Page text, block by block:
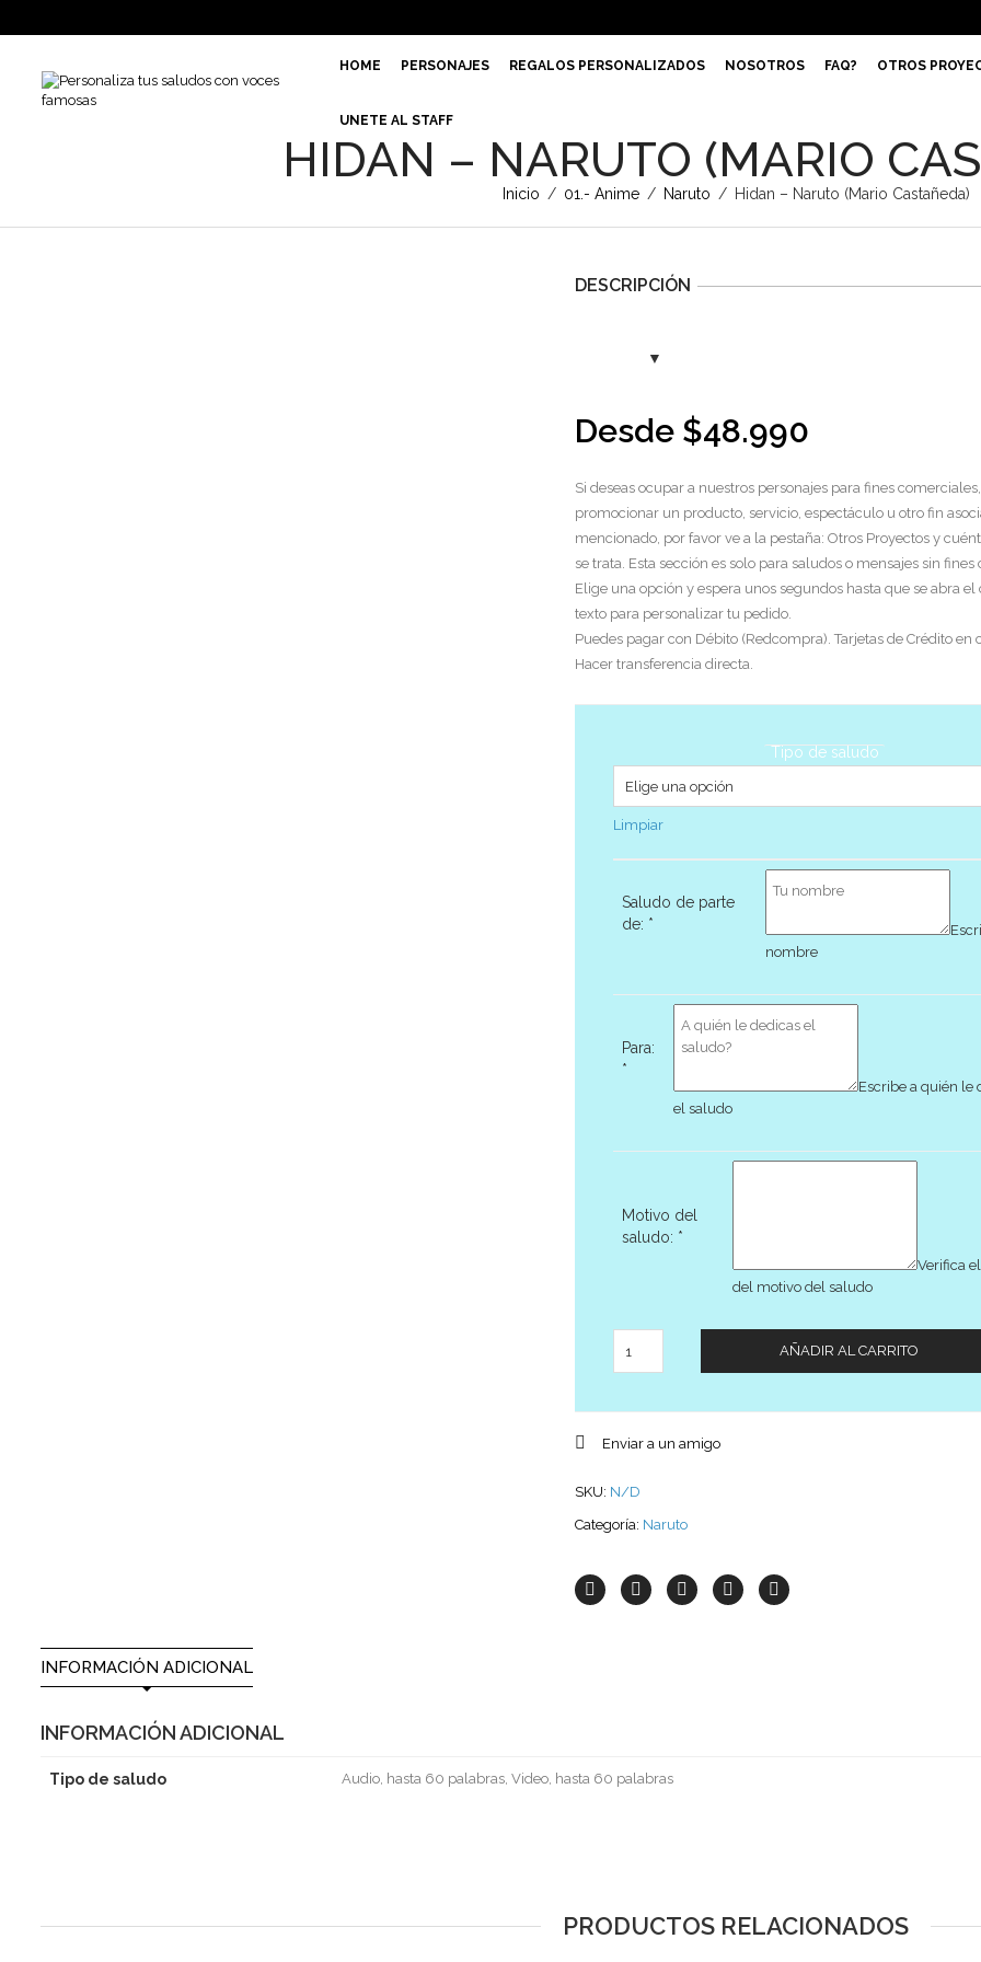
HOME PERSONAJES REGALOS PERSONALIZADOS NOSOTROS FAQ? OTROS
UNETE AL STAFF
HIDAN – NARUTO (MARIO
Inicio / 01.- Anime / Naruto / Hidan – Naruto (Mario Castañeda)
DESCRIPCIÓN
Desde $48.990
Si deseas ocupar a nuestros personajes para fines
promocionar un producto, servicio, espectáculo u otro fin
mencionado, por favor ve a la pestaña: Otros Proyectos y
se trata. Esta sección es solo para saludos o mensajes sin fines
Elige una opción y espera unos segundos hasta que se abra el
texto para personalizar tu pedido.
Puedes pagar con Débito (Redcompra). Tarjetas de Crédito en
Hacer transferencia directa.
Tipo de saludo
Limpiar
Saludo de parte
de: *
nombre
Para:
*
Escribe a quién le
el saludo
Motivo del
saludo: *
Verifica
del motivo del saludo
AÑADIR AL CARRITO
Enviar a un amigo
SKU: N/D
Categoría: Naruto
INFORMACIÓN ADICIONAL
INFORMACIÓN ADICIONAL
Tipo de saludo Audio, hasta 60 palabras, Video, hasta 60 palabras
PRODUCTOS RELACIONADOS